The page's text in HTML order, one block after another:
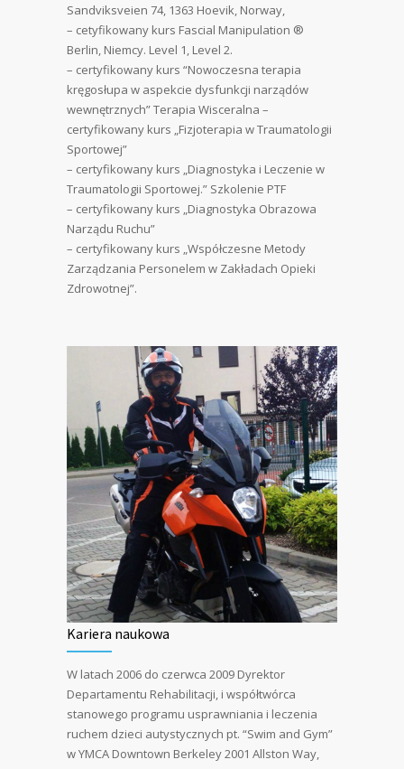
Sandviksveien 74, 1363 Hoevik, Norway,
– cetyfikowany kurs Fascial Manipulation ®
Berlin, Niemcy. Level 1, Level 2.
– certyfikowany kurs “Nowoczesna terapia
kręgosłupa w aspekcie dysfunkcji narządów
wewnętrznych” Terapia Wisceralna –
certyfikowany kurs „Fizjoterapia w Traumatologii
Sportowej”
– certyfikowany kurs „Diagnostyka i Leczenie w
Traumatologii Sportowej.” Szkolenie PTF
– certyfikowany kurs „Diagnostyka Obrazowa
Narządu Ruchu”
– certyfikowany kurs „Współczesne Metody
Zarządzania Personelem w Zakładach Opieki
Zdrowotnej”.
Kariera naukowa
W latach 2006 do czerwca 2009 Dyrektor
Departamentu Rehabilitacji, i współtwórca
stanowego programu usprawniania i leczenia
ruchem dzieci autystycznych pt. “Swim and Gym”
w YMCA Downtown Berkeley 2001 Allston Way,